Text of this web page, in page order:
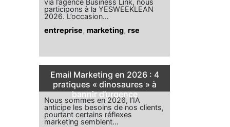
participons à la YESWEEKLEAN
2026. L’occasion…
entreprise marketing rse
Email Marketing en 2026 : 4
pratiques « dinosaures » à
bannir d’urgence
Nous sommes en 2026, l’IA
anticipe les besoins de nos clients,
pourtant certains réflexes
marketing semblent…